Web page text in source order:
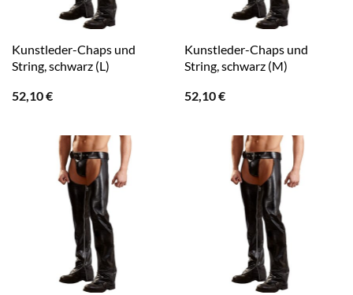
Kunstleder-Chaps und
String, schwarz (L)
52,10€
Kunstleder-Chaps und
String, schwarz (M)
52,10€